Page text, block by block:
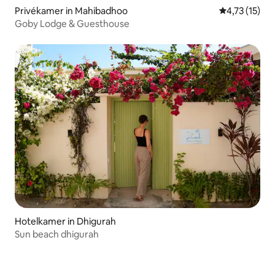
Privékamer in Mahibadhoo Gemiddelde
4,73 (15)
Goby Lodge & Guesthouse
Hotelkamer in Dhigurah
Sun beach dhigurah